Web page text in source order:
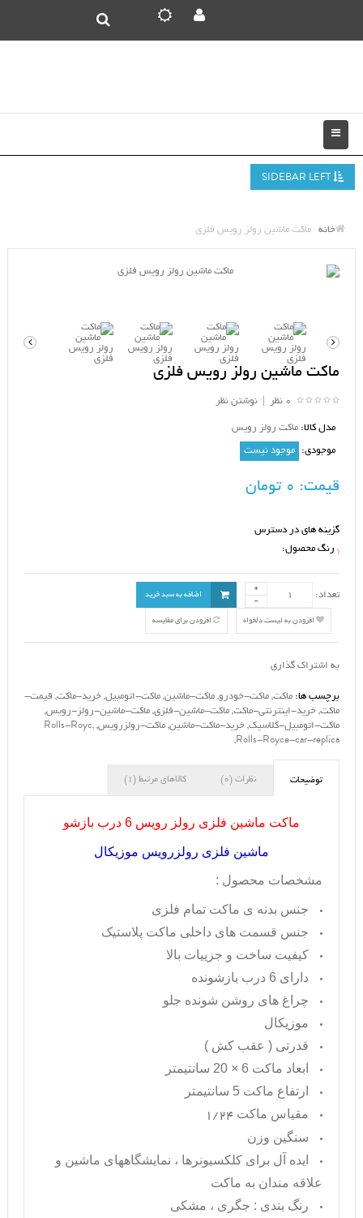
خانه ماکت ماشین رولز رویس فلزی
ماکت ماشین رولز رویس فلزی
0 نظر نوشتن نظر
مدل کالا: ماکت رولز رویس
موجودی: موجود نیست
قیمت:
گزینه های در دسترس
* رنگ محصول:
تعداد: اضافه به سبد خرید
افزودن به لیست دلخواه افزودن برای مقایسه
به اشتراک گذاری
برچسب ها: ماکت, ماکت-خودرو, ماکت-ماشین, ماکت-اتومبیل, خرید-ماکت, قیمت-
ماکت, خرید-اینترنتی-ماکت, ماکت-ماشین-فلزی, ماکت-ماشین-رولز-رویس,
ماکت-اتومبیل-کلاسیک, خرید-ماکت-ماشین, ماکت-رولزرویس,
Rolls-Royc,
Rolls-Royce-car-replica
,
توضیحات نظرات (0) کالاهای مرتبط (1)
ماکت ماشین فلزی رولز رویس 6 درب بازشو
ماشین فلزی رولزرویس موزیکال
مشخصات محصول :
جنس بدنه ی ماکت تمام فلزی
جنس قسمت های داخلی ماکت پلاستیک
کیفیت ساخت و جزییات بالا
دارای 6 درب بازشونده
چراغ های روشن شونده جلو
موزیکال
قدرتی ( عقب کش )
ابعاد ماکت 6 × 20 سانتیمتر
ارتفاع ماکت 5 سانتیمتر
مقیاس ماکت
سنگین وزن
ایده آل برای کلکسیونرها ، نمایشگاههای ماشین و
علاقه مندان به ماکت
رنگ بندی : جگری ، مشکی